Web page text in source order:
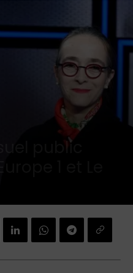
public